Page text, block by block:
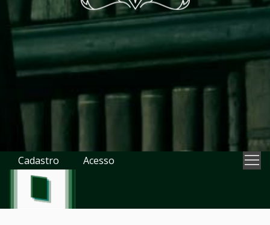
Cadastro Acesso